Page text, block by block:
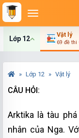
Lớp 12 Vật lý
69 đề thi
Lớp 12 Vật lý
CÂU HỎI:
Arktika là tàu
nhân của Nga.